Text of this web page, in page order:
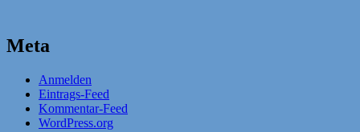
Meta
Anmelden
Eintrags-Feed
Kommentar-Feed
WordPress.org